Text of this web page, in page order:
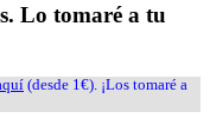
Lo tomaré a tu
(desde 1€). ¡Los tomaré a